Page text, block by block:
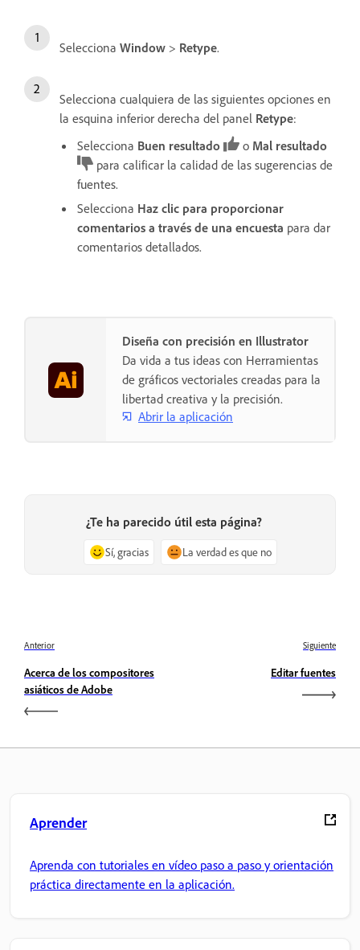
Selecciona Window > Retype.
Selecciona cualquiera de las siguientes opciones en
la esquina inferior derecha del panel Retype:
Selecciona Buen resultado o Mal resultado
para calificar la calidad de las sugerencias de
fuentes.
Selecciona Haz clic para proporcionar
comentarios a través de una encuesta para dar
comentarios detallados.
Diseña con precisión en Illustrator
Da vida a tus ideas con Herramientas
de gráficos vectoriales creadas para la
libertad creativa y la precisión.
Abrir la aplicación
¿Te ha parecido útil esta página?
Sí, gracias La verdad es que no
Anterior
Acerca de los compositores
asiáticos de Adobe
Siguiente
Editar fuentes
Aprender
Aprenda con tutoriales en vídeo paso a paso y orientación
práctica directamente en la aplicación.